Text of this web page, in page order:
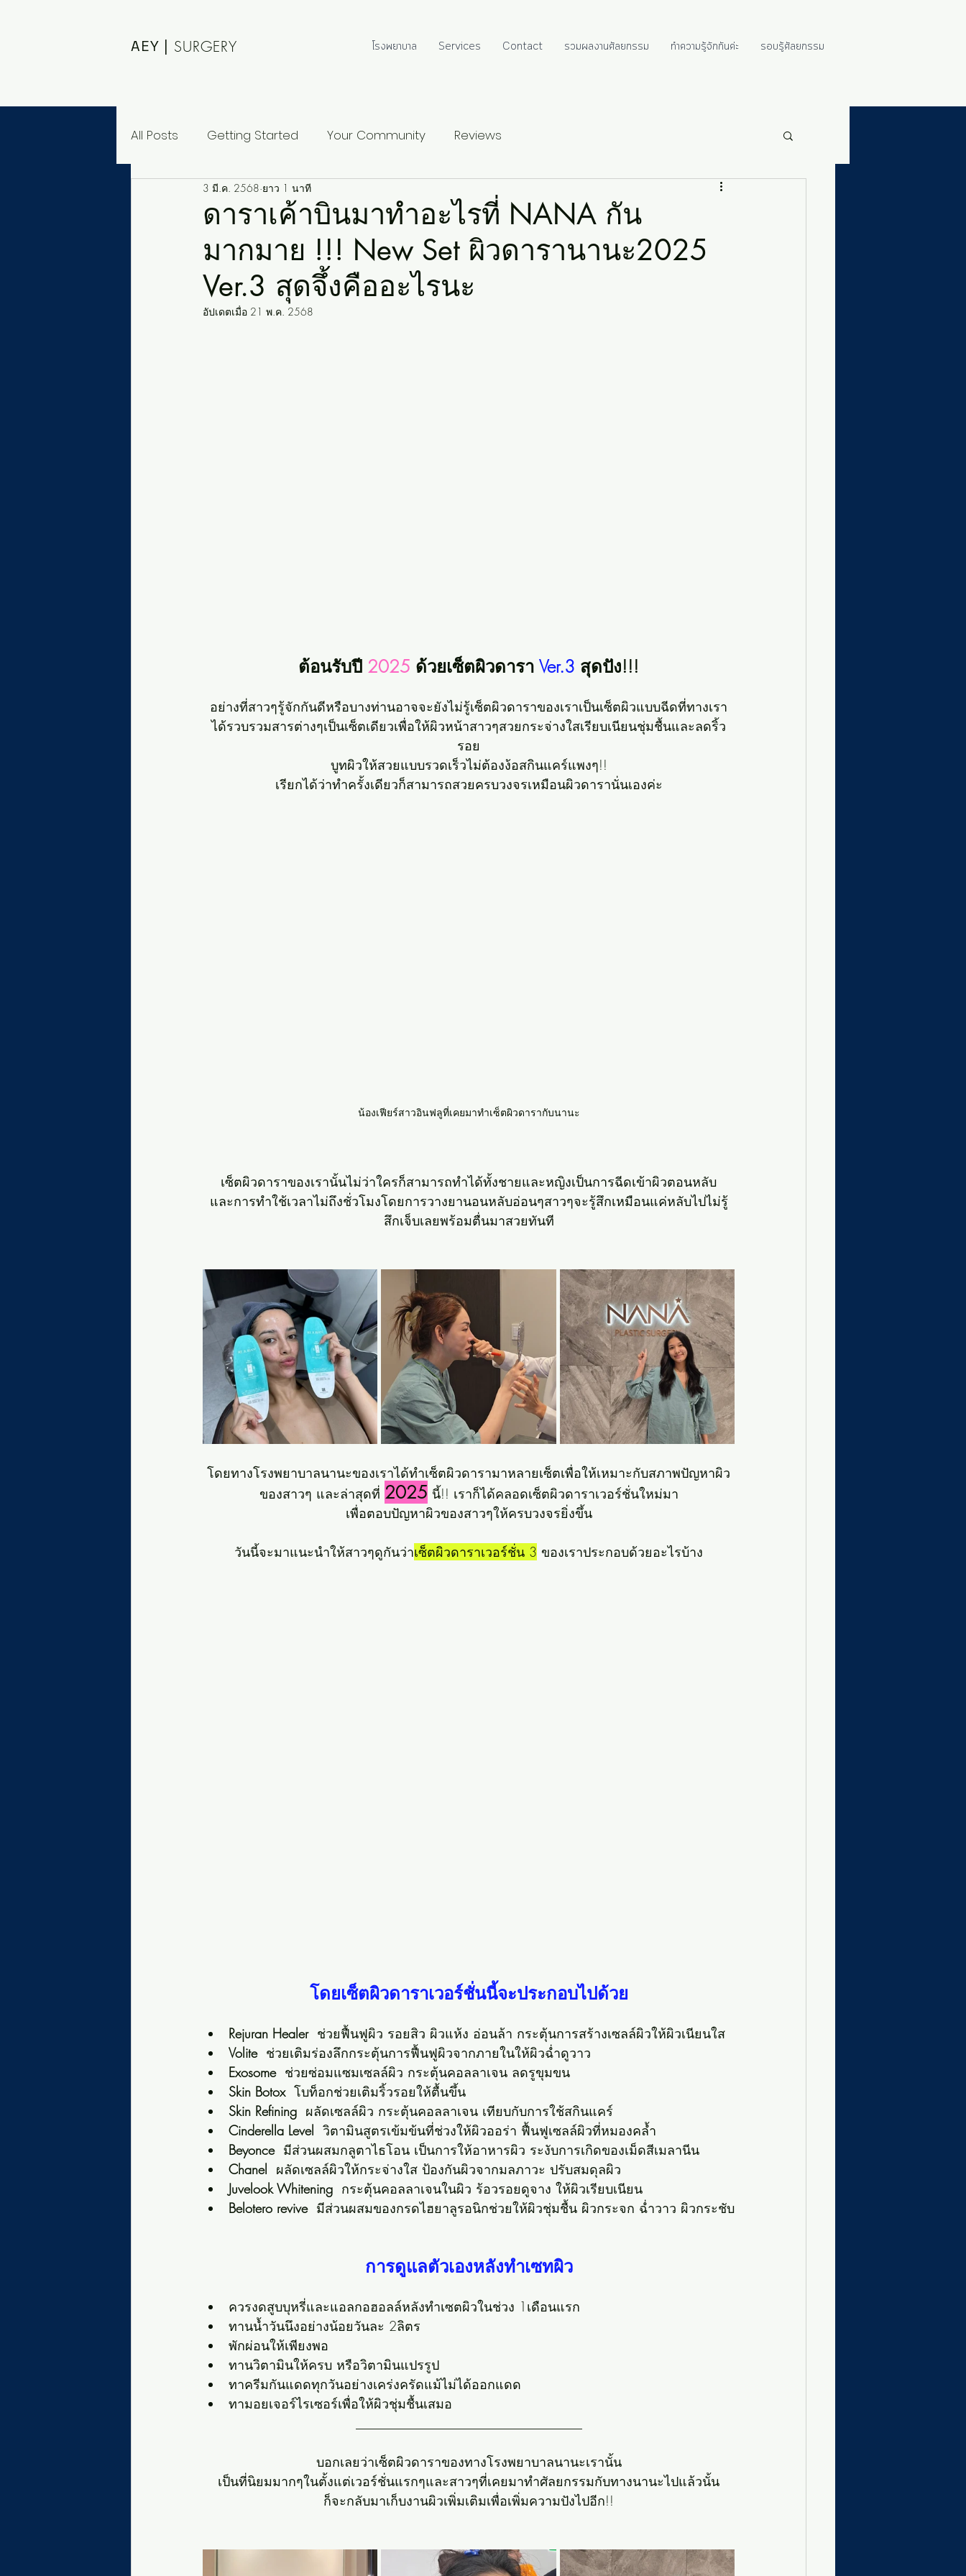
AEY | SURGERY โรงพยาบาล Services Contact รวมผลงานศัลยกรรม ทำความรู้จักกันค่ะ รอบรู้ศัลยกรรม
All Posts Getting Started Your Community Reviews
ดาราเค้าบินมาทำอะไรที่ NANA กัน
มากมาย !!! New Set ผิวดารานานะ2025
Ver.3 สุดจึ้งคืออะไรนะ
3 มี.ค. 2568 ยาว 1 นาที
อัปเดตเมื่อ 21 พ.ค. 2568
ต้อนรับปี 2025 ด้วยเซ็ตผิวดารา Ver.3 สุดปัง!!!
อย่างที่สาวๆรู้จักกันดีหรือบางท่านอาจจะยังไม่รู้เซ็ตผิวดาราของเราเป็นเซ็ตผิวแบบฉีดที่ทางเรา
ได้รวบรวมสารต่างๆเป็นเซ็ตเดียวเพื่อให้ผิวหน้าสาวๆสวยกระจ่างใสเรียบเนียนชุ่มชื้นและลดริ้ว
รอย
บูทผิวให้สวยแบบรวดเร็วไม่ต้องง้อสกินแคร์แพงๆ!!
เรียกได้ว่าทำครั้งเดียวก็สามารถสวยครบวงจรเหมือนผิวดารานั่นเองค่ะ
น้องเฟียร์สาวอินฟลูที่เคยมาทำเซ็ตผิวดารากับนานะ
เซ็ตผิวดาราของเรานั้นไม่ว่าใครก็สามารถทำได้ทั้งชายและหญิงเป็นการฉีดเข้าผิวตอนหลับ
และการทำใช้เวลาไม่ถึงชั่วโมงโดยการวางยานอนหลับอ่อนๆสาวๆจะรู้สึกเหมือนแค่หลับไปไม่รู้
สึกเจ็บเลยพร้อมตื่นมาสวยทันที
โดยทางโรงพยาบาลนานะของเราได้ทำเซ็ตผิวดารามาหลายเซ็ตเพื่อให้เหมาะกับสภาพปัญหาผิว
ของสาวๆ และล่าสุดที่ 2025 นี้!! เราก็ได้คลอดเซ็ตผิวดาราเวอร์ชั่นใหม่มา
เพื่อตอบปัญหาผิวของสาวๆให้ครบวงจรยิ่งขึ้น
วันนี้จะมาแนะนำให้สาวๆดูกันว่าเซ็ตผิวดาราเวอร์ชั่น 3 ของเราประกอบด้วยอะไรบ้าง
โดยเซ็ตผิวดาราเวอร์ชั่นนี้จะประกอบไปด้วย
Rejuran Healer ช่วยฟื้นฟูผิว รอยสิว ผิวแห้ง อ่อนล้า กระตุ้นการสร้างเซลล์ผิวให้ผิวเนียนใส
Volite ช่วยเติมร่องลึกกระตุ้นการฟื้นฟูผิวจากภายในให้ผิวฉ่ำดูวาว
Exosome ช่วยซ่อมแซมเซลล์ผิว กระตุ้นคอลลาเจน ลดรูขุมขน
Skin Botox โบท็อกช่วยเติมริ้วรอยให้ตื้นขึ้น
Skin Refining ผลัดเซลล์ผิว กระตุ้นคอลลาเจน เทียบกับการใช้สกินแคร์
Cinderella Level วิตามินสูตรเข้มข้นที่ช่วงให้ผิวออร่า ฟื้นฟูเซลล์ผิวที่หมองคล้ำ
Beyonce มีส่วนผสมกลูตาไธโอน เป็นการให้อาหารผิว ระงับการเกิดของเม็ดสีเมลานีน
Chanel ผลัดเซลล์ผิวให้กระจ่างใส ป้องกันผิวจากมลภาวะ ปรับสมดุลผิว
Juvelook Whitening กระตุ้นคอลลาเจนในผิว ร้อวรอยดูจาง ให้ผิวเรียบเนียน
Belotero revive มีส่วนผสมของกรดไฮยาลูรอนิกช่วยให้ผิวชุ่มชื้น ผิวกระจก ฉ่ำวาว ผิวกระชับ
การดูแลตัวเองหลังทำเซทผิว
ควรงดสูบบุหรี่และแอลกอฮอลล์หลังทำเซตผิวในช่วง 1เดือนแรก
ทานน้ำวันนึงอย่างน้อยวันละ 2ลิตร
พักผ่อนให้เพียงพอ
ทานวิตามินให้ครบ หรือวิตามินแปรรูป
ทาครีมกันแดดทุกวันอย่างเคร่งครัดแม้ไม่ได้ออกแดด
ทามอยเจอร์ไรเซอร์เพื่อให้ผิวชุ่มชื้นเสมอ
บอกเลยว่าเซ็ตผิวดาราของทางโรงพยาบาลนานะเรานั้น
เป็นที่นิยมมากๆในตั้งแต่เวอร์ชั่นแรกๆและสาวๆที่เคยมาทำศัลยกรรมกับทางนานะไปแล้วนั้น
ก็จะกลับมาเก็บงานผิวเพิ่มเติมเพื่อเพิ่มความปังไปอีก!!